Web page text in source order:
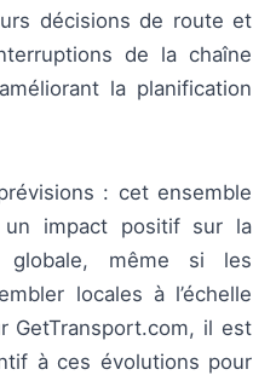
décisions de route et
de la chaîne
la planification
: cet ensemble
impact positif sur la
globale, même si les
locales à l’échelle
GetTransport.com, il est
à ces évolutions pour